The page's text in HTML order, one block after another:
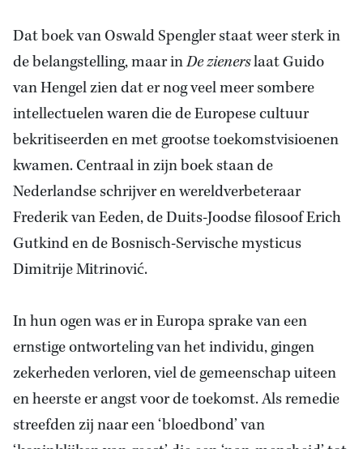
Dat boek van Oswald Spengler staat weer sterk in
de belangstelling, maar inDe zienerslaat Guido
van Hengel zien dat er nog veel meer sombere
intellectuelen waren die de Europese cultuur
bekritiseerden en met grootse toekomstvisioenen
kwamen. Centraal in zijn boek staan de
Nederlandse schrijver en wereldverbeteraar
Frederik van Eeden, de Duits-Joodse filosoof Erich
Gutkind en de Bosnisch-Servische mysticus
Dimitrije Mitrinović.
In hun ogen was er in Europa sprake van een
ernstige ontworteling van het individu, gingen
zekerheden verloren, viel de gemeenschap uiteen
en heerste er angst voor de toekomst. Als remedie
streefden zij naar een ‘bloedbond’ van